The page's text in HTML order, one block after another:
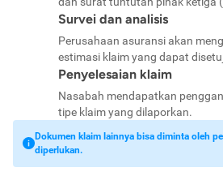
Survei dan analisis
Perusahaan asuransi akan
estimasi klaim yang dapat
Penyelesaian klaim
Nasabah mendapatkan
tipe klaim yang dilaporkan.
Dokumen klaim lainnya bisa diminta oleh
diperlukan.